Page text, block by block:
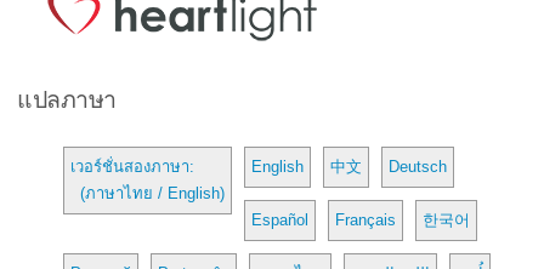
แปลภาษา
เวอร์ชั่นสองภาษา:
(ภาษาไทย / English)
English 中文 Deutsch
Español Français 한국어